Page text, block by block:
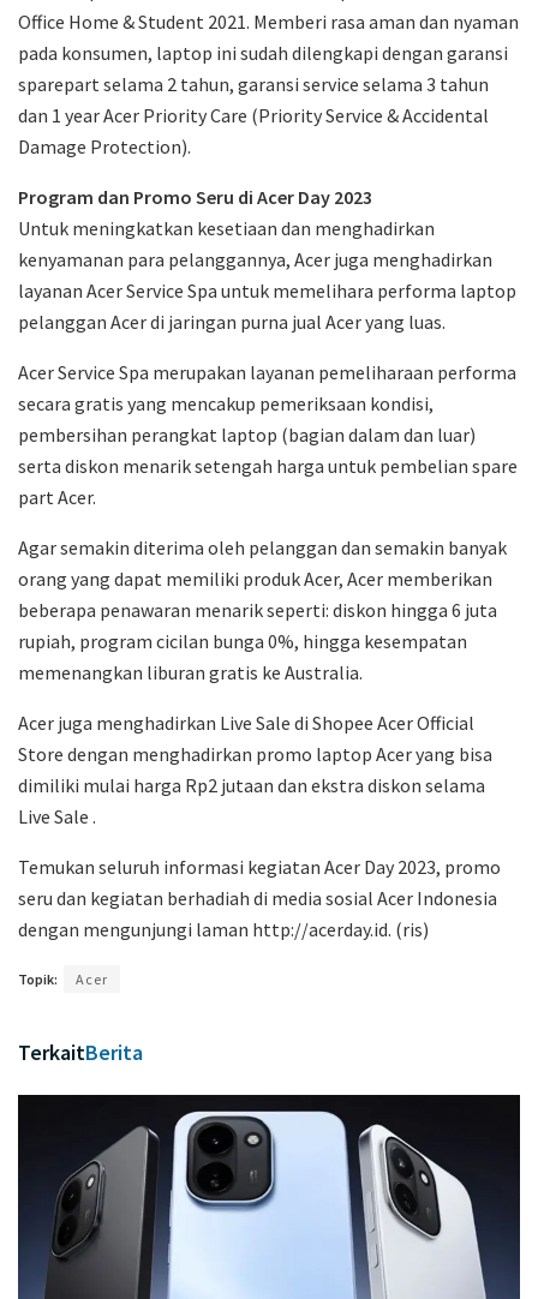
Office Home & Student 2021. Memberi rasa aman dan nyaman
pada konsumen, laptop ini sudah dilengkapi dengan garansi
sparepart selama 2 tahun, garansi service selama 3 tahun
dan 1 year Acer Priority Care (Priority Service & Accidental
Damage Protection).
Program dan Promo Seru di Acer Day 2023
Untuk meningkatkan kesetiaan dan menghadirkan
kenyamanan para pelanggannya, Acer juga menghadirkan
layanan Acer Service Spa untuk memelihara performa laptop
pelanggan Acer di jaringan purna jual Acer yang luas.
Acer Service Spa merupakan layanan pemeliharaan performa
secara gratis yang mencakup pemeriksaan kondisi,
pembersihan perangkat laptop (bagian dalam dan luar)
serta diskon menarik setengah harga untuk pembelian spare
part Acer.
Agar semakin diterima oleh pelanggan dan semakin banyak
orang yang dapat memiliki produk Acer, Acer memberikan
beberapa penawaran menarik seperti: diskon hingga 6 juta
rupiah, program cicilan bunga 0%, hingga kesempatan
memenangkan liburan gratis ke Australia.
Acer juga menghadirkan Live Sale di Shopee Acer Official
Store dengan menghadirkan promo laptop Acer yang bisa
dimiliki mulai harga Rp2 jutaan dan ekstra diskon selama
Live Sale .
Temukan seluruh informasi kegiatan Acer Day 2023, promo
seru dan kegiatan berhadiah di media sosial Acer Indonesia
dengan mengunjungi laman http://acerday.id. (ris)
Topik: Acer
TerkaitBerita